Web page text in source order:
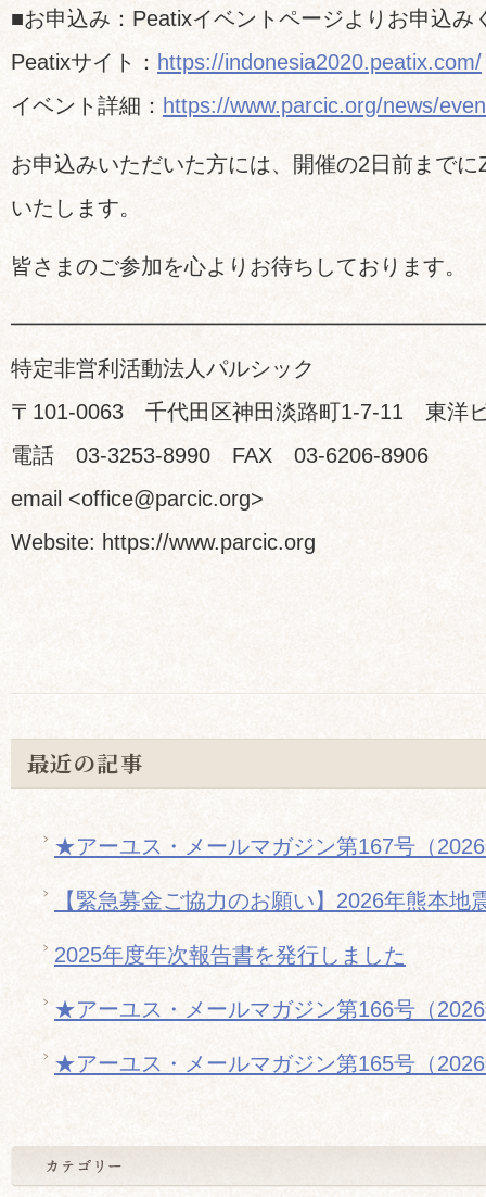
■お申込み：Peatixイベントページよりお申込み
Peatixサイト： https://indonesia2020.peatix.com/
イベント詳細： https://www.parcic.org/news/
お申込みいただいた方には、開催の2日前まで
いたします。
皆さまのご参加を心よりお待ちしております。
特定非営利活動法人パルシック
〒101-0063 千代田区神田淡路町1-7-11 東洋
電話 03-3253-8990 FAX 03-6206-8906
email <office@parcic.org>
Website: https://www.parcic.org
最近の記事
★アーユス・メールマガジン第167号（
【緊急募金ご協力のお願い】2026年熊本地
2025年度年次報告書を発行しました
★アーユス・メールマガジン第166号（
★アーユス・メールマガジン第165号（